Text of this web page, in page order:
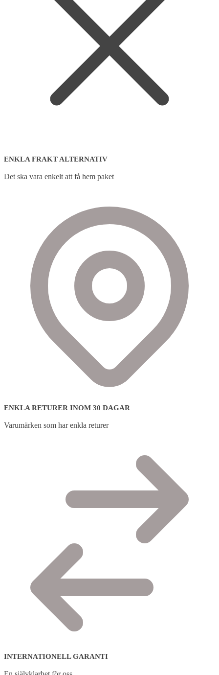
ENKLA FRAKT ALTERNATIV
Det ska vara enkelt att få hem paket
ENKLA RETURER INOM 30 DAGAR
Varumärken som har enkla returer
INTERNATIONELL GARANTI